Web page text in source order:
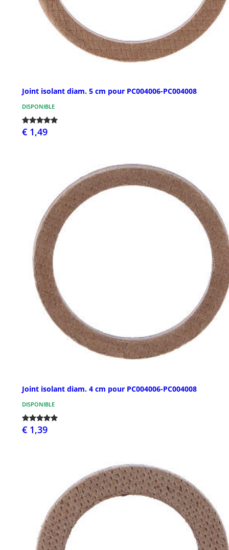
Joint isolant diam. 5 cm pour PC004006-PC004008
DISPONIBLE
€ 1,49
Joint isolant diam. 4 cm pour PC004006-PC004008
DISPONIBLE
€ 1,39